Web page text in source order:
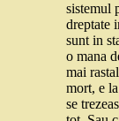
sistemul
dreptate
sunt in
o mana
mai
mort, e
se